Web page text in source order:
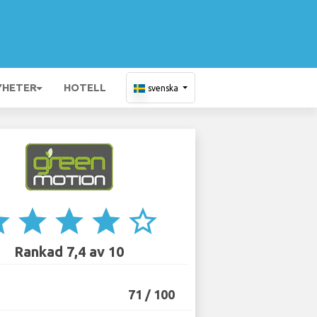
HOTELL svenska
star star star star_border
Rankad 7,4 av 10
71 / 100